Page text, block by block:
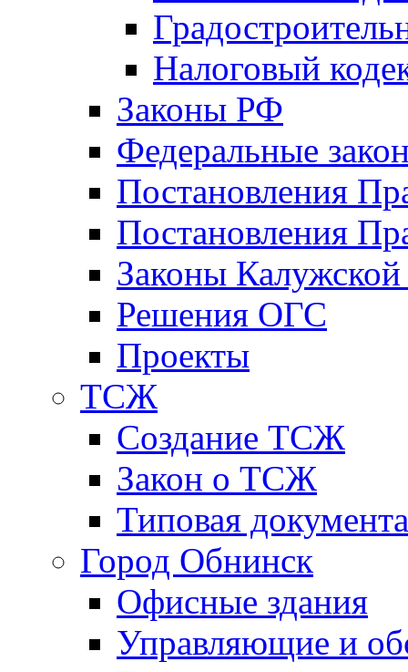
Налоговый
Законы РФ
Федеральные
Постановления
Постановления
Законы Калужской
Решения ОГС
Проекты
ТСЖ
Создание ТСЖ
Закон о ТСЖ
Типовая
Город Обнинск
Офисные здания
Управляющие и